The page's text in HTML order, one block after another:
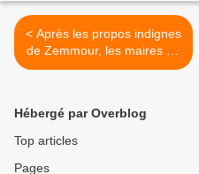
< Après les propos indignes
de Zemmour, les maires de
banlieue et leurs
Hébergé par Overblog
Top articles
Pages